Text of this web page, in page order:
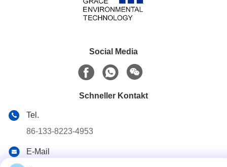
Social Media
Schneller Kontakt
Tel.
86-133-8223-4953
E-Mail